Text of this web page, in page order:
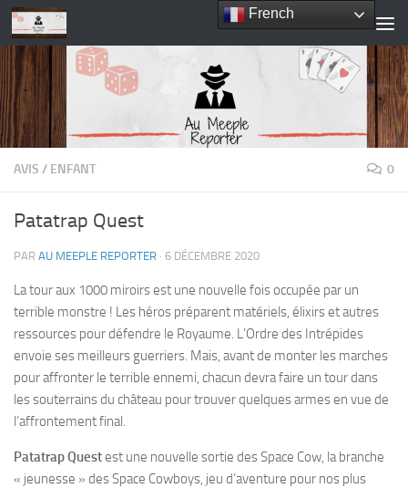
Skip to content
AVIS / ENFANT 0
Patatrap Quest
PAR AU MEEPLE REPORTER · 6 DÉCEMBRE 2020
La tour aux 1000 miroirs est une nouvelle fois occupée par un
terrible monstre ! Les héros préparent matériels, élixirs et autres
ressources pour défendre le Royaume. L’Ordre des Intrépides
envoie ses meilleurs guerriers. Mais, avant de monter les marches
pour affronter le terrible ennemi, chacun devra faire un tour dans
les souterrains du château pour trouver quelques armes en vue de
l’affrontement final.
Patatrap Questest une nouvelle sortie des Space Cow, la branche
« jeunesse » des Space Cowboys, jeu d’aventure pour nos plus
French